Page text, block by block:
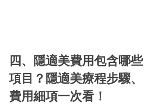
四、隱適美費用包含哪些
項目？隱適美療程步驟、
費用細項一次看！